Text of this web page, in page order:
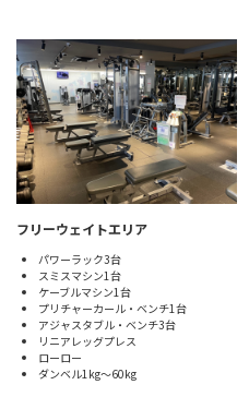
フリーウェイトエリア
パワーラック3台
スミスマシン1台
ケーブルマシン1台
プリチャーカール・ベンチ1台
アジャスタブル・ベンチ3台
リニアレッグプレス
ローロー
ダンベル1kg～60kg